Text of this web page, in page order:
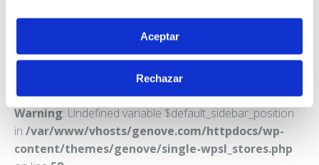
Aceptar
Rechazar
Warning: Undefined variable $default_sidebar_position
in /var/www/vhosts/genove.com/httpdocs/wp-
content/themes/genove/single-wpsl_stores.php